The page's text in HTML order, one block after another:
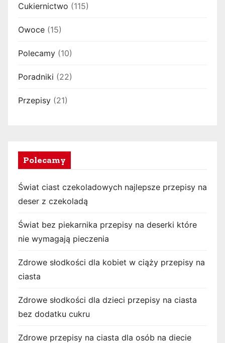
Cukiernictwo (115)
Owoce (15)
Polecamy (10)
Poradniki (22)
Przepisy (21)
Polecamy
Świat ciast czekoladowych najlepsze przepisy na
deser z czekoladą
Świat bez piekarnika przepisy na deserki które
nie wymagają pieczenia
Zdrowe słodkości dla kobiet w ciąży przepisy na
ciasta
Zdrowe słodkości dla dzieci przepisy na ciasta
bez dodatku cukru
Zdrowe przepisy na ciasta dla osób na diecie